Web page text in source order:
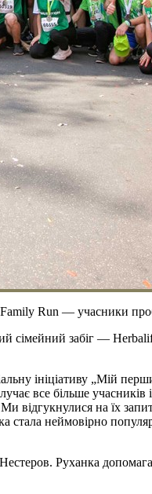
Family Run — учасники
забіг —
ініціативу „Мій
все більше учасників
відгукнулися на їх
неймовірно
Руханка